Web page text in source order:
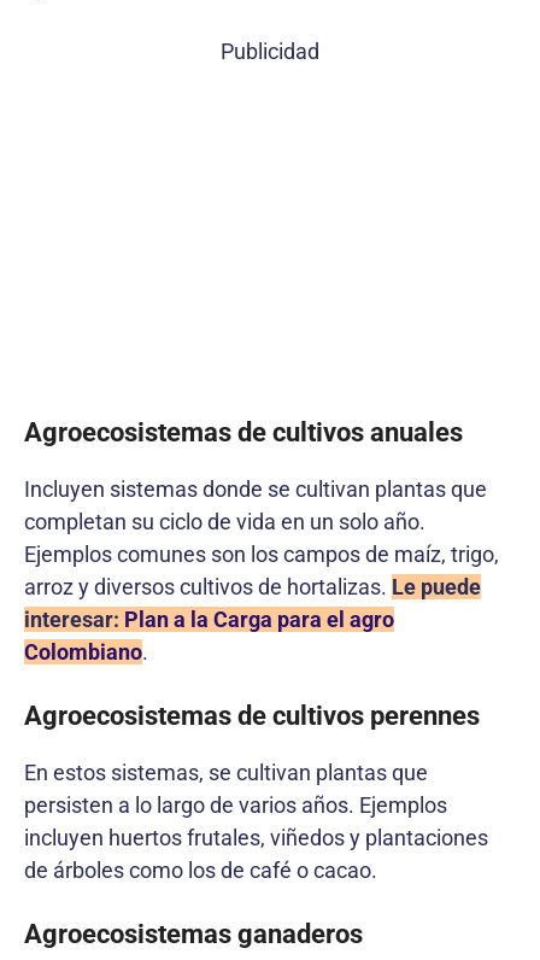
Publicidad
Agroecosistemas de cultivos anuales
Incluyen sistemas donde se cultivan plantas que
completan su ciclo de vida en un solo año.
Ejemplos comunes son los campos de maíz, trigo,
arroz y diversos cultivos de hortalizas. Le puede
interesar: Plan a la Carga para el agro
Colombiano.
Agroecosistemas de cultivos perennes
En estos sistemas, se cultivan plantas que
persisten a lo largo de varios años. Ejemplos
incluyen huertos frutales, viñedos y plantaciones
de árboles como los de café o cacao.
Agroecosistemas ganaderos